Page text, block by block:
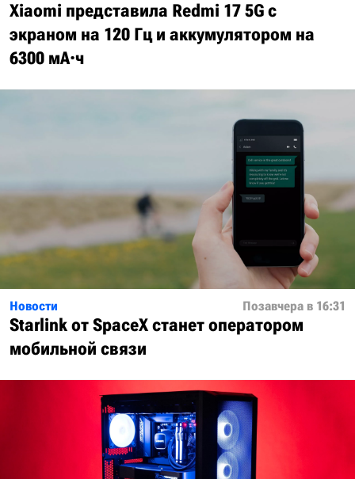
Xiaomi представила Redmi 17 5G с
экраном на 120 Гц и аккумулятором на
6300 мА·ч
Новости Позавчера в 16:31
Starlink от SpaceX станет оператором
мобильной связи